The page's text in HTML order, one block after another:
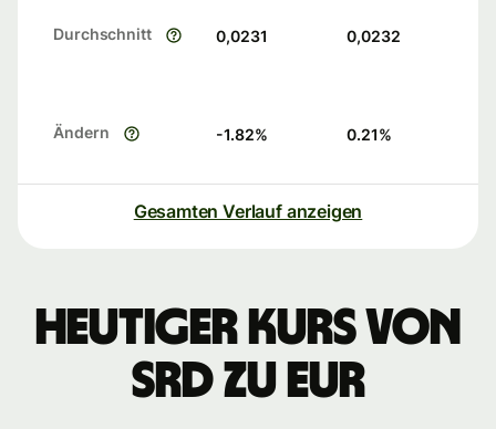
Durchschnitt 0,0231 0,0232
Ändern -1.82% 0.21%
Gesamten Verlauf anzeigen
Heutiger Kurs von
SRD zu EUR